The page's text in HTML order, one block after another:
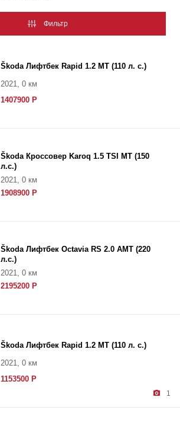
Фильтр
Škoda Лифтбек Rapid 1.2 MT (110 л. с.)
2021, 0 км
1407900 Р
Škoda Кроссовер Karoq 1.5 TSI MT (150
л.с.)
2021, 0 км
1908900 Р
Škoda Лифтбек Octavia RS 2.0 AMT (220
л.с.)
2021, 0 км
2195200 Р
1
Škoda Лифтбек Rapid 1.2 MT (110 л. с.)
2021, 0 км
1153500 Р